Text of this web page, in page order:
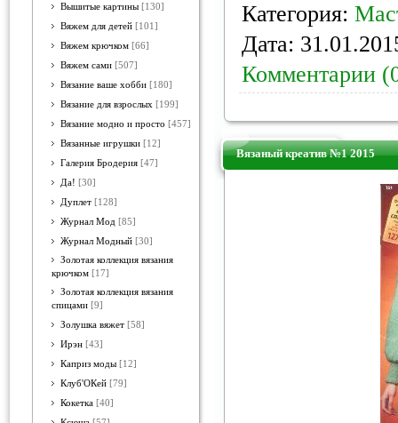
Вышитые картины [130]
Вяжем для детей [101]
Вяжем крючком [66]
Вяжем сами [507]
Вязание ваше хобби [180]
Вязание для взрослых [199]
Вязание модно и просто [457]
Вязанные игрушки [12]
Галерия Бродерия [47]
Да! [30]
Дуплет [128]
Журнал Мод [85]
Журнал Модный [30]
Золотая коллекция вязания
крючком [17]
Золотая коллекция вязания
спицами [9]
Золушка вяжет [58]
Ирэн [43]
Каприз моды [12]
Клуб'ОКей [79]
Кокетка [40]
Категория:
Дата:
Комментарии
Вязаный креатив №1 2015